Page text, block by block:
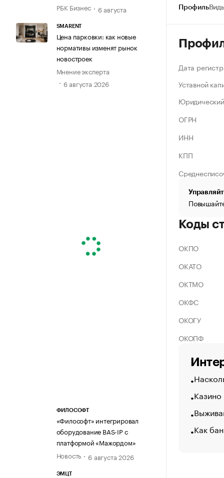
РБК Бизнес
6 августа
SMARENT
Цена парковки: как новые
нормативы изменят рынок
новостроек
Мнение эксперта
6 августа 2026
ФИЛОСОФТ
«Философт» интегрировал
оборудование BAS-IP с
платформой «Мажордом»
Новость
6 августа 2026
ЭМЦТ
Профиль
Дата
Уставной
ОГРН
ИНН
КПП
Коды
ОКПО
ОКАТО
ОКТМО
ОКФС
ОКОГУ
ОКОПФ
Как